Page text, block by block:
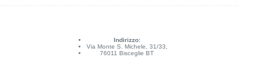
Indirizzo:
Via Monte S. Michele, 31/33,
76011 Bisceglie BT